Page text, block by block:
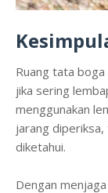
Ruang tata
jika sering
menggunakan
jarang
diketahui.
Dengan